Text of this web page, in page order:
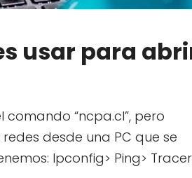
usar para
comando “ncpa.cl”, pero
desde una PC que se
Ipconfig> Ping>